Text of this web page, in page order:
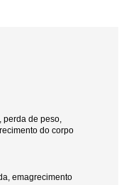
perda de peso,
do corpo
emagrecimento